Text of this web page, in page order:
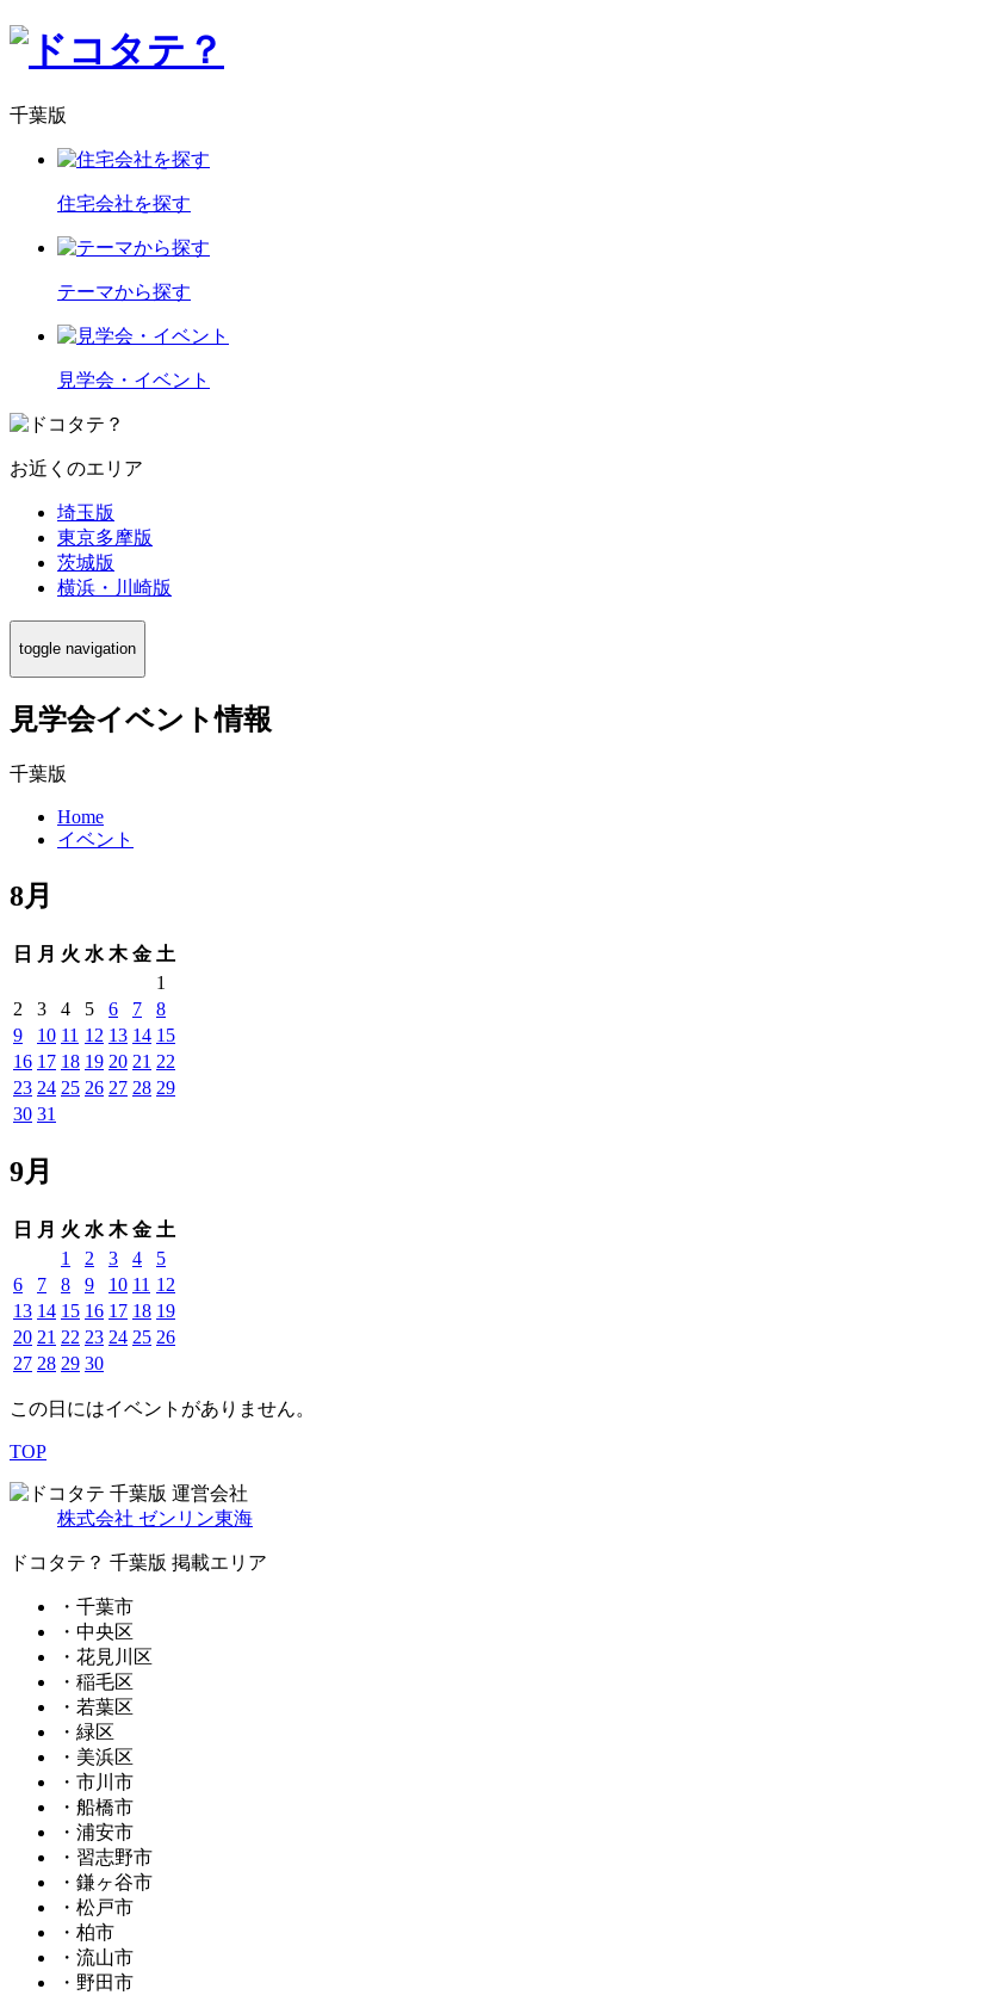
千葉版
住宅会社を探す
テーマから探す
見学会・イベント
お近くのエリア
埼玉版
東京多摩版
茨城版
横浜・川崎版
toggle navigation
見学会イベント情報
千葉版
Home
イベント
8月
日 月 火 水 木 金 土
1
2
3 4 5 6 7
8
9
10 11 12 13 14 15
16 17 18 19 20 21 22
23 24 25 26 27 28 29
30 31
9月
日 月 火 水 木 金 土
1
2 3 4
5
6
7 8 9 10 11 12
13 14 15 16 17 18 19
20 21 22 23 24 25 26
27 28 29 30
この日にはイベントがありません。
TOP
千葉版 運営会社
株式会社 ゼンリン東海
ドコタテ？ 千葉版 掲載エリア
・千葉市
・中央区
・花見川区
・稲毛区
・若葉区
・緑区
・美浜区
・市川市
・船橋市
・浦安市
・習志野市
・鎌ヶ谷市
・松戸市
・柏市
・流山市
・野田市